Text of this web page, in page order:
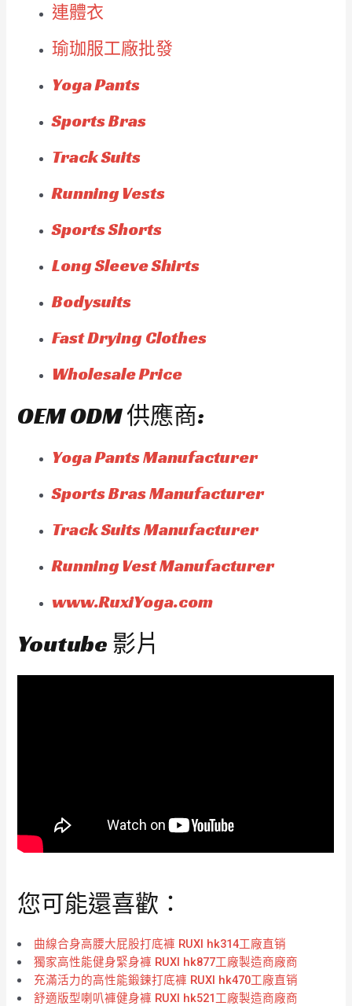
連體衣
瑜珈服工廠批發
Yoga Pants
Sports Bras
Track Suits
Running Vests
Sports Shorts
Long Sleeve Shirts
Bodysuits
Fast Drying Clothes
Wholesale Price
OEM ODM 供應商:
Yoga Pants Manufacturer
Sports Bras Manufacturer
Track Suits Manufacturer
Running Vest Manufacturer
www.RuxiYoga.com
Youtube 影片
您可能還喜歡：
曲線合身高腰大屁股打底褲 RUXI hk314工廠直销
獨家高性能健身緊身褲 RUXI hk877工廠製造商廠商
充滿活力的高性能鍛鍊打底褲 RUXI hk470工廠直销
舒適版型喇叭褲健身褲 RUXI hk521工廠製造商廠商